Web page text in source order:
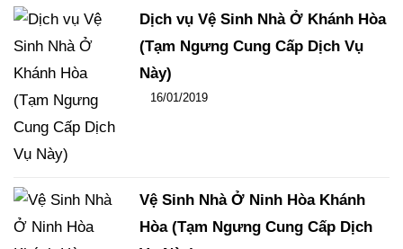
Dịch vụ Vệ Sinh Nhà Ở Khánh Hòa
(Tạm Ngưng Cung Cấp Dịch Vụ
Này)
Đăng ngày
16/01/2019
Vệ Sinh Nhà Ở Ninh Hòa Khánh
Hòa (Tạm Ngưng Cung Cấp Dịch